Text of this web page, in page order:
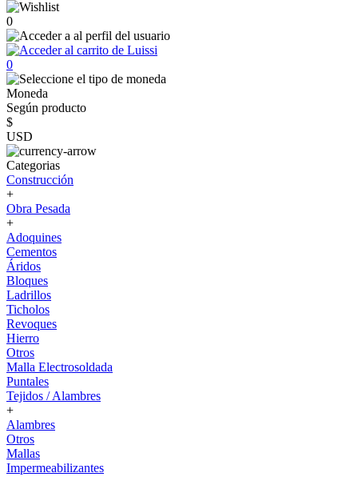
0
0
Moneda
Según producto
$
USD
Categorias
Construcción
+
Obra Pesada
+
Adoquines
Cementos
Áridos
Bloques
Ladrillos
Ticholos
Revoques
Hierro
Otros
Malla Electrosoldada
Puntales
Tejidos / Alambres
+
Alambres
Otros
Mallas
Impermeabilizantes